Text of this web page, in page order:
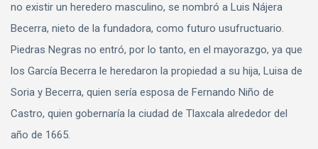
no existir un heredero masculino, se nombró a Luis Nájera
Becerra, nieto de la fundadora, como futuro usufructuario.
Piedras Negras no entró, por lo tanto, en el mayorazgo, ya que
los García Becerra le heredaron la propiedad a su hija, Luisa de
Soria y Becerra, quien sería esposa de Fernando Niño de
Castro, quien gobernaría la ciudad de Tlaxcala alrededor del
año de 1665.